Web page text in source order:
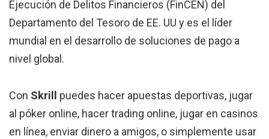
Ejecución de Delitos Financieros (FinCEN) del
Departamento del Tesoro de EE. UU y es el líder
mundial en el desarrollo de soluciones de pago a
nivel global.
Con Skrill
puedes hacer apuestas deportivas, jugar
al póker online, hacer trading online, jugar en casinos
en línea, enviar dinero a amigos, o simplemente usar